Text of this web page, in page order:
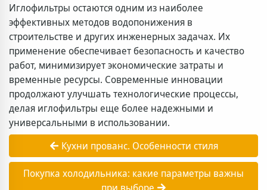
Иглофильтры остаются одним из наиболее
эффективных методов водопонижения в
строительстве и других инженерных задачах. Их
применение обеспечивает безопасность и качество
работ, минимизирует экономические затраты и
временные ресурсы. Современные инновации
продолжают улучшать технологические процессы,
делая иглофильтры еще более надежными и
универсальными в использовании.
Кухни прованс. Особенности стиля
Покупка холодильника: какие параметры важны